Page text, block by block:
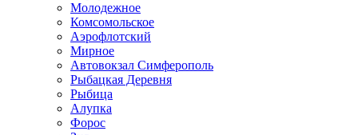
Молодежное
Комсомольское
Аэрофлотский
Мирное
Автовокзал Симферополь
Рыбацкая Деревня
Рыбица
Алупка
Форос